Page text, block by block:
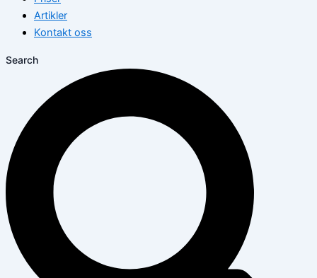
Artikler
Kontakt oss
Search